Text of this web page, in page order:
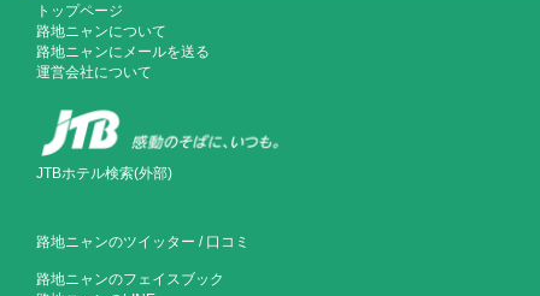
トップページ
路地ニャンについて
路地ニャンにメールを送る
運営会社について
JTBホテル検索(外部)
路地ニャンのツイッター / 口コミ
路地ニャンのフェイスブック